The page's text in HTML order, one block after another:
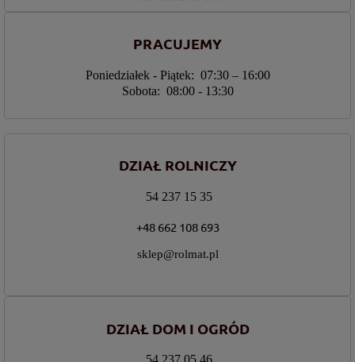
PRACUJEMY
Poniedziałek - Piątek: 07:30 – 16:00
Sobota: 08:00 - 13:30
DZIAŁ ROLNICZY
54 237 15 35
+48 662 108 693
sklep@rolmat.pl
DZIAŁ DOM I OGRÓD
54 237 05 46